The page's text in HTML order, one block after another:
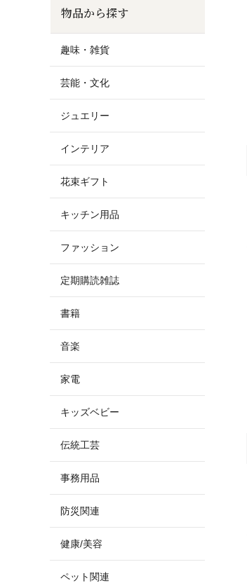
物品から探す
趣味・雑貨
芸能・文化
ジュエリー
インテリア
花束ギフト
キッチン用品
ファッション
定期購読雑誌
書籍
音楽
家電
キッズベビー
伝統工芸
事務用品
防災関連
健康/美容
ペット関連